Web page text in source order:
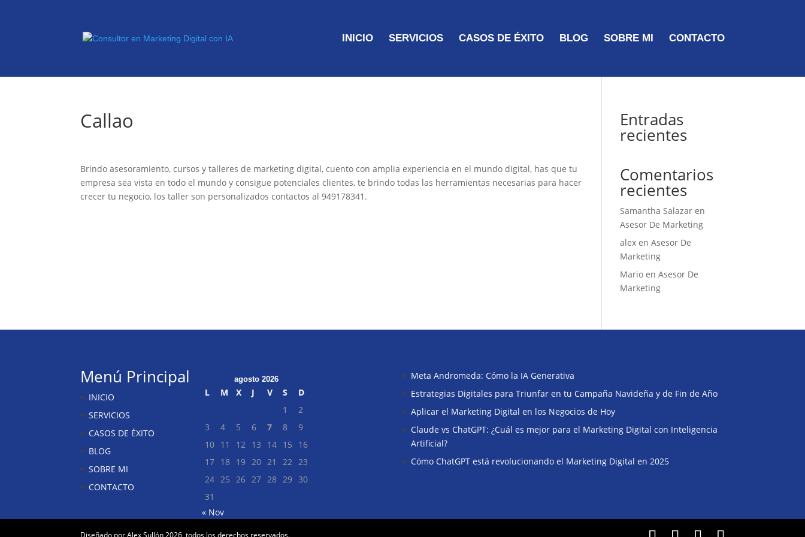
INICIO SERVICIOS CASOS DE ÉXITO BLOG SOBRE MI CONTACTO
Callao
Brindo asesoramiento, cursos y talleres de marketing digital, cuento con amplia experiencia en el mundo digital, has que tu
empresa sea vista en todo el mundo y consigue potenciales clientes, te brindo todas las herramientas necesarias para hacer
crecer tu negocio, los taller son personalizados contactos al 949178341.
Entradas
recientes
Comentarios
recientes
Samantha Salazar en
Asesor De Marketing
alex enAsesor De
Marketing
Mario enAsesor De
Marketing
Menú Principal
INICIO
SERVICIOS
CASOS DE ÉXITO
BLOG
SOBRE MI
CONTACTO
agosto 2026
L M X J V S
D
1
2
3
4 5 6 7 8
9
10 11 12 13 14 15
16
17 18 19 20 21 22
23
24 25 26 27 28 29 30
31
« Nov
Meta Andromeda: Cómo la IA Generativa
Estrategias Digitales para Triunfar en tu Campaña Navideña y de Fin de Año
Aplicar el Marketing Digital en los Negocios de Hoy
Claude vs ChatGPT: ¿Cuál es mejor para el Marketing Digital con Inteligencia
Artificial?
Cómo ChatGPT está revolucionando el Marketing Digital en 2025
Diseñado por Alex Sullón 2026, todos los derechos reservados.